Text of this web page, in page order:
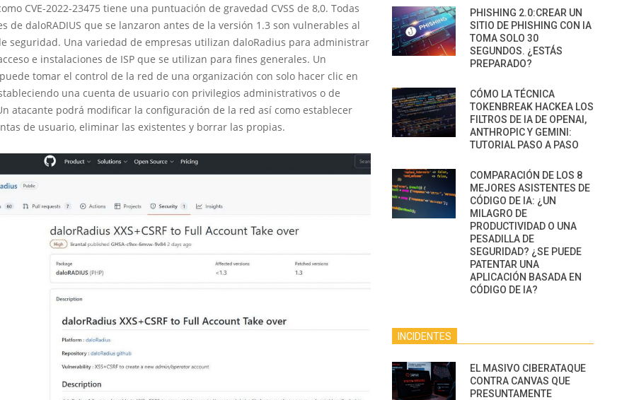
CVE-2022-23475 tiene una puntuación de gravedad CVSS de 8,0. Todas
de daloRADIUS que se lanzaron antes de la versión 1.3 son vulnerables al
seguridad. Una variedad de empresas utilizan daloRadius para administrar
e instalaciones de ISP que se utilizan para fines generales. Un
tomar el control de la red de una organización con solo hacer clic en
una cuenta de usuario con privilegios administrativos o de
atacante podrá modificar la configuración de la red así como establecer
de usuario, eliminar las existentes y borrar las propias.
PHISHING 2.0:CREAR UN
SITIO DE PHISHING CON IA
TOMA SOLO 30
SEGUNDOS. ¿ESTÁS
PREPARADO?
CÓMO LA TÉCNICA
TOKENBREAK HACKEA LOS
FILTROS DE IA DE OPENAI,
ANTHROPIC Y GEMINI:
TUTORIAL PASO A PASO
COMPARACIÓN DE LOS 8
MEJORES ASISTENTES DE
CÓDIGO DE IA: ¿UN
MILAGRO DE
PRODUCTIVIDAD O UNA
PESADILLA DE
SEGURIDAD? ¿SE PUEDE
PATENTAR UNA
APLICACIÓN BASADA EN
CÓDIGO DE IA?
INCIDENTES
EL MASIVO CIBERATAQUE
CONTRA CANVAS QUE
PRESUNTAMENTE